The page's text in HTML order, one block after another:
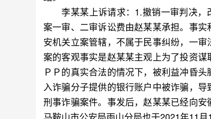
李某某上诉请求：1.撤销一审判决，
案一审、二审诉讼费由赵某某承担。事
安机关立案管辖，不属于民事纠纷，一
案的客观事实是赵某某主观上为了投资
ＰＰ的真实合法的情况下，被利益冲昏
入诈骗分子提供的银行账户中被诈骗，
刑事诈骗案件。事发后，赵某某已经向